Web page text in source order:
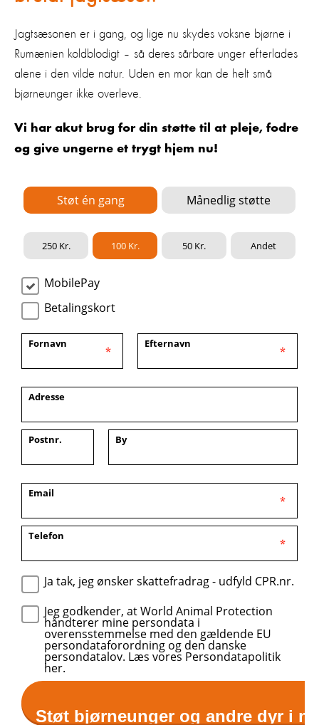
Jagtsæsonen er i gang, og lige nu skydes voksne bjørne i
Rumænien koldblodigt – så deres sårbare unger efterlades
alene i den vilde natur. Uden en mor kan de helt små
bjørneunger ikke overleve.
Vi har akut brug for din støtte til at pleje, fodre
og give ungerne et trygt hjem nu!